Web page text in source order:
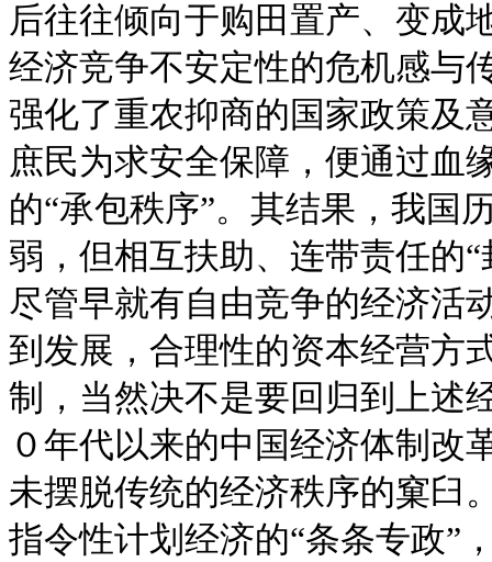
后往往倾向于购田置产、变成
经济竞争不安定性的危机感与
强化了重农抑商的国家政策及
庶民为求安全保障，便通过血
的“承包秩序”。其结果，我国
弱，但相互扶助、连带责任的
尽管早就有自由竞争的经济活
到发展，合理性的资本经营方
制，当然决不是要回归到上述
０年代以来的中国经济体制改
未摆脱传统的经济秩序的窠臼
指令性计划经济的“条条专政”